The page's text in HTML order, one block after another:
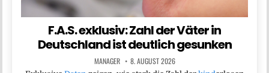
F.A.S. exklusiv: Zahl der Väter in
Deutschland ist deutlich gesunken
MANAGER 8. AUGUST 2026